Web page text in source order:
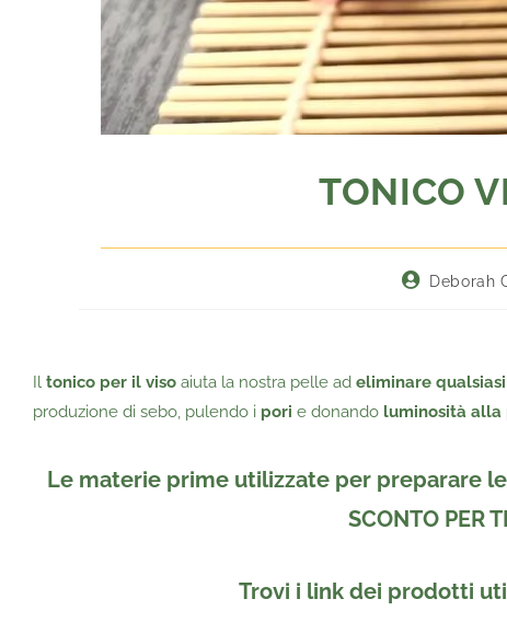
TONICO
Deborah
Il tonico per il viso aiuta la nostra pelle ad eliminare
produzione di sebo, pulendo i pori e donando luminosità alla
Le materie prime utilizzate per preparare
SCONTO PER
Trovi i link dei prodotti